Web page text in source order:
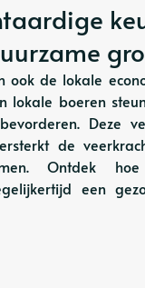
de lokale
lokale boeren
Deze
de
Ontdek
een